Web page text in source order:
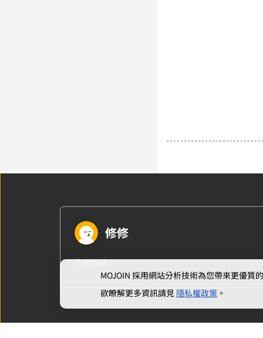
修修
作者的話
MOJOIN 採用網站分析技術為您帶來更優質
欲瞭解更多資訊請見 隱私權政策 。